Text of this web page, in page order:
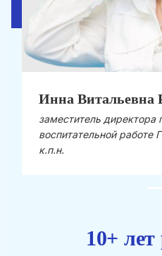
Инна Витальевна
заместитель директора
воспитательной
к.п.н.
10+